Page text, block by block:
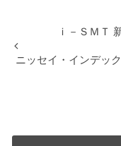
ｉ－ＳＭＴ
ニッセイ・インデッ